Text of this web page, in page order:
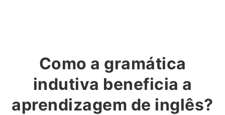
Como a gramática
indutiva beneficia a
aprendizagem de inglês?